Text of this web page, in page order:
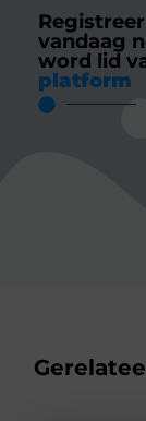
vandaag
word lid
platform